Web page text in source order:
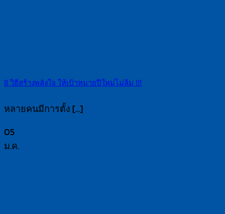
8 วิธีสร้างพลังใจ ให้เป้าหมายปีใหม่ไม่ล้ม !!!
หลายคนมีการตั้ง [...]
05
ม.ค.